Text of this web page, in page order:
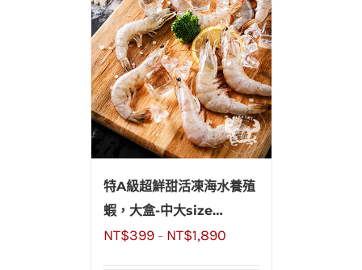
特A級超鮮甜活凍海水養殖
蝦，大盒-中大size
1.12kg(約40~50尾)
NT$399– NT$1,890